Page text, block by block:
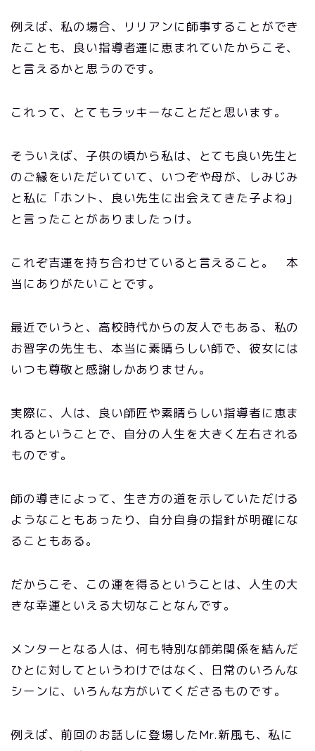
例えば、私の場合、リリアンに師事することができ
たことも、良い指導者運に恵まれていたからこそ、
と言えるかと思うのです。
これって、とてもラッキーなことだと思います。
そういえば、子供の頃から私は、とても良い先生と
のご縁をいただいていて、いつぞや母が、しみじみ
と私に「ホント、良い先生に出会えてきた子よね」
と言ったことがありましたっけ。
これぞ吉運を持ち合わせていると言えること。 本
当にありがたいことです。
最近でいうと、高校時代からの友人でもある、私の
お習字の先生も、本当に素晴らしい師で、彼女には
いつも尊敬と感謝しかありません。
実際に、人は、良い師匠や素晴らしい指導者に恵ま
れるということで、自分の人生を大きく左右される
ものです。
師の導きによって、生き方の道を示していただける
ようなこともあったり、自分自身の指針が明確にな
ることもある。
だからこそ、この運を得るということは、人生の大
きな幸運といえる大切なことなんです。
メンターとなる人は、何も特別な師弟関係を結んだ
ひとに対してというわけではなく、日常のいろんな
シーンに、いろんな方がいてくださるものです。
例えば、前回のお話しに登場したMr.新風も、私に